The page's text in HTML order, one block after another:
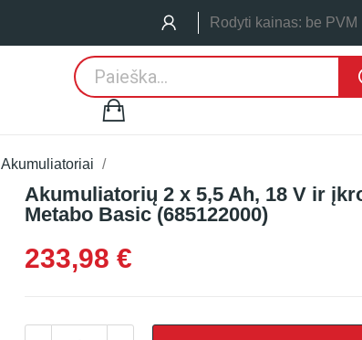
Rodyti kainas: be PVM
Akumuliatoriai
Akumuliatorių 2 x 5,5 Ah, 18 V ir
Metabo Basic (685122000)
233,98 €